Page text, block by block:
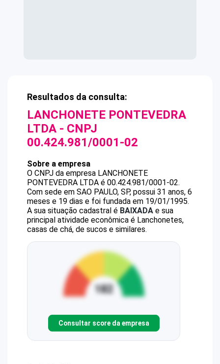
Resultados da consulta:
LANCHONETE PONTEVEDRA
LTDA - CNPJ
00.424.981/0001-02
Sobre a empresa
O CNPJ da empresa LANCHONETE
PONTEVEDRA LTDA é 00.424.981/0001-02.
Com sede em SAO PAULO, SP, possui 31 anos, 6
meses e 19 dias e foi fundada em 19/01/1995.
A sua situação cadastral é BAIXADA e sua
principal atividade econômica é Lanchonetes,
casas de chá, de sucos e similares.
Consultar score da empresa